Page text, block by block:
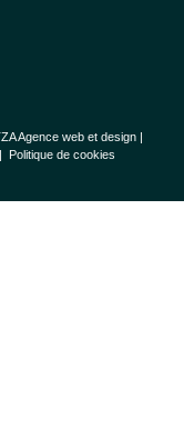
Agence web et design|
Politique de cookies